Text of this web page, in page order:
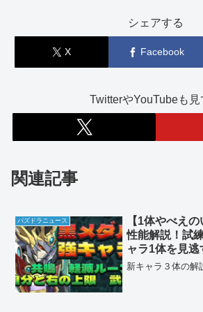
シェアする
X Facebook
TwitterやYouTubeも見
関連記事
パズドラニュース
【1体やべえ
性能解説！試
ャラ1体を見逃
新キャラ３体の解